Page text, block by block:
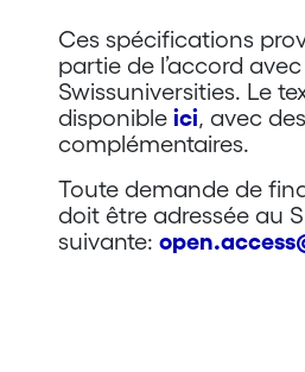
Ces spécifications
partie de l’accord avec
Swissuniversities. Le
disponible ici, avec
complémentaires.
Toute demande de
doit être adressée au
suivante: